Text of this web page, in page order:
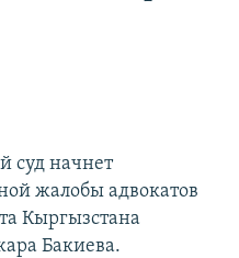
суд начнет
жалобы адвокатов
Кыргызстана
Бакиева.